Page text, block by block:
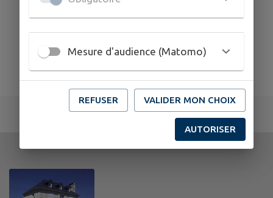
Mesure d'audience (Matomo)
REFUSER VALIDER MON CHOIX
AUTORISER